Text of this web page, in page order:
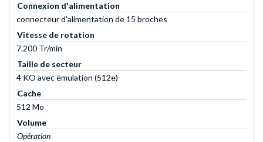
Connexion d'alimentation
connecteur d'alimentation de 15 broches
Vitesse de rotation
7.200 Tr/min
Taille de secteur
4 KO avec émulation (512e)
Cache
512 Mo
Volume
Opération